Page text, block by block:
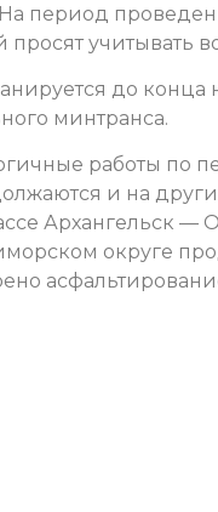
период
учитывать
до конца
минтранса.
работы по
и на
Архангельск —
округе